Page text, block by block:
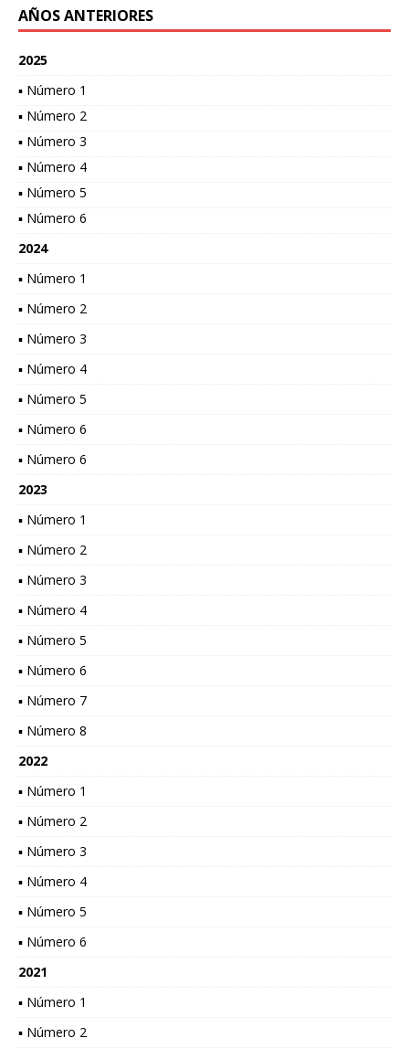
AÑOS ANTERIORES
2025
▪ Número 1
▪ Número 2
▪ Número 3
▪ Número 4
▪ Número 5
▪ Número 6
2024
▪ Número 1
▪ Número 2
▪ Número 3
▪ Número 4
▪ Número 5
▪ Número 6
▪ Número 6
2023
▪ Número 1
▪ Número 2
▪ Número 3
▪ Número 4
▪ Número 5
▪ Número 6
▪ Número 7
▪ Número 8
2022
▪ Número 1
▪ Número 2
▪ Número 3
▪ Número 4
▪ Número 5
▪ Número 6
2021
▪ Número 1
▪ Número 2